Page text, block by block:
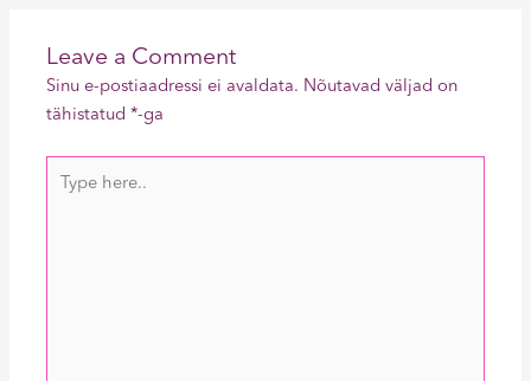
Leave a Comment
Sinu e-postiaadressi ei avaldata. Nõutavad väljad on
tähistatud*-ga
here..